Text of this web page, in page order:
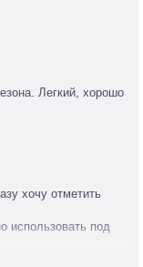
Легкий, хорошо
хочу отметить
использовать под